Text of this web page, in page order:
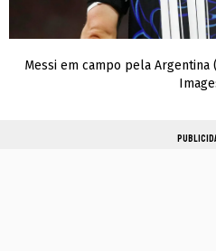
Messi em campo pela